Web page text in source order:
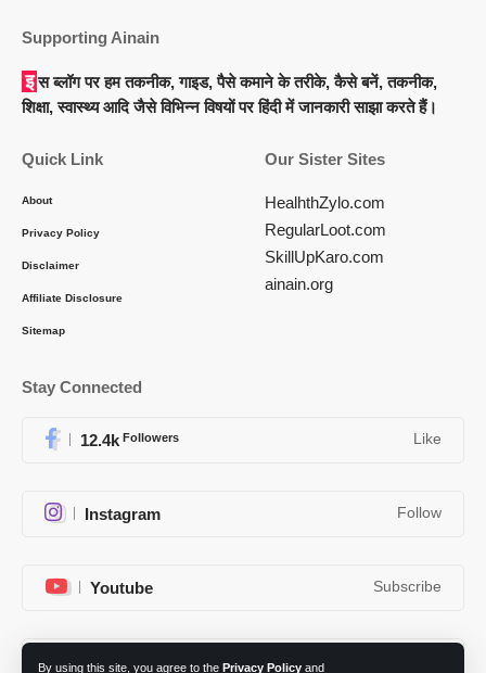
By using this site, you agree to the Privacy Policy and
Supporting Ainain
इस ब्लॉग पर हम तकनीक, गाइड, पैसे कमाने के तरीके, कैसे बनें, तकनीक,
शिक्षा, स्वास्थ्य आदि जैसे विभिन्न विषयों पर हिंदी में जानकारी साझा करते हैं।
Quick Link
About
Privacy Policy
Disclaimer
Affiliate Disclosure
Sitemap
Our Sister Sites
HealhthZylo.com
RegularLoot.com
SkillUpKaro.com
ainain.org
Stay Connected
12.4k Followers Like
Instagram Follow
Youtube Subscribe
Telegram